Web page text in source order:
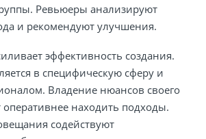
Ревьюеры анализируют
и рекомендуют улучшения.
эффективность создания.
в специфическую сферу и
Владение нюансов своего
оперативнее находить подходы.
содействуют